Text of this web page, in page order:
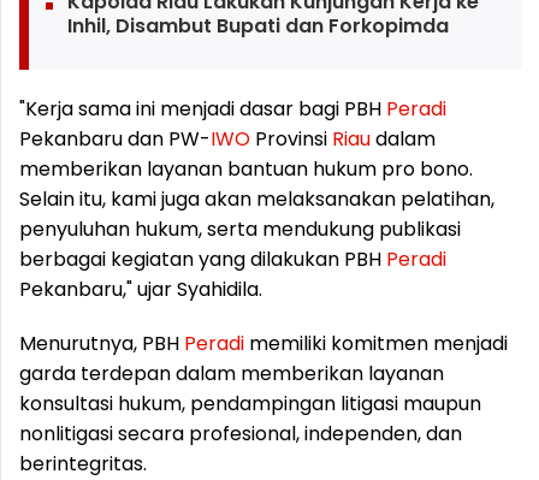
Inhil, Disambut Bupati dan Forkopimda
"Kerja sama ini menjadi dasar bagi PBH Peradi
Pekanbaru dan PW-IWO Provinsi Riaudalam
memberikan layanan bantuan hukum pro bono.
Selain itu, kami juga akan melaksanakan pelatihan,
penyuluhan hukum, serta mendukung publikasi
berbagai kegiatan yang dilakukan PBH Peradi
Pekanbaru," ujar Syahidila.
Menurutnya, PBH Peradi memiliki komitmen menjadi
garda terdepan dalam memberikan layanan
konsultasi hukum, pendampingan litigasi maupun
nonlitigasi secara profesional, independen, dan
berintegritas.